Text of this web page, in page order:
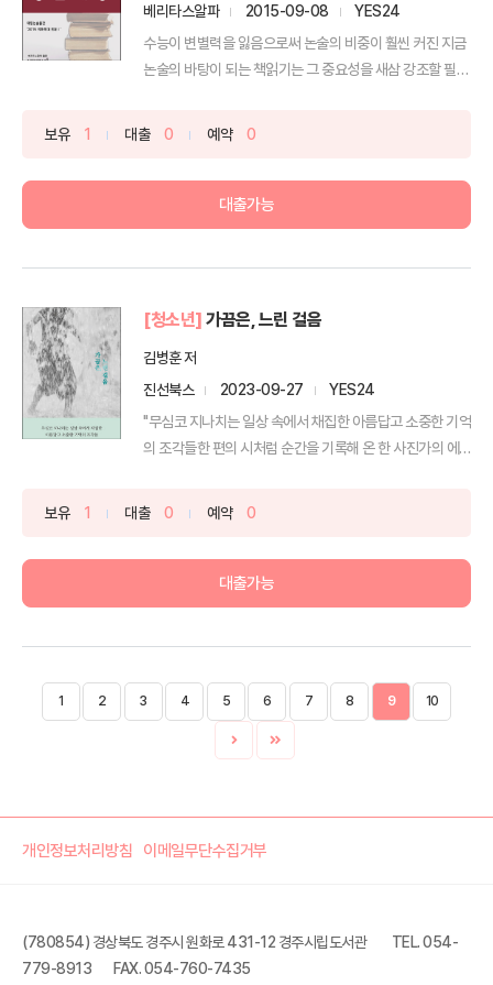
베리타스알파
2015-09-08
YES24
수능이 변별력을 잃음으로써 논술의 비중이 훨씬 커진 지금
논술의 바탕이 되는 책읽기는 그 중요성을 새삼 강조할 필요
보유 1 대출 0 예약 0
대출가능
[청소년] 가끔은, 느린 걸음
김병훈 저
진선북스
2023-09-27
YES24
"무심코 지나치는 일상 속에서 채집한 아름답고 소중한 기억
의 조각들한 편의 시처럼 순간을 기록해 온 한 사진가의 에
보유 1 대출 0 예약 0
대출가능
1 2 3 4 5 6 7 8 9 10
개인정보처리방침 이메일무단수집거부
(780854) 경상북도 경주시 원화로 431-12 경주시립도서관
TEL. 054-
779-8913
FAX. 054-760-7435